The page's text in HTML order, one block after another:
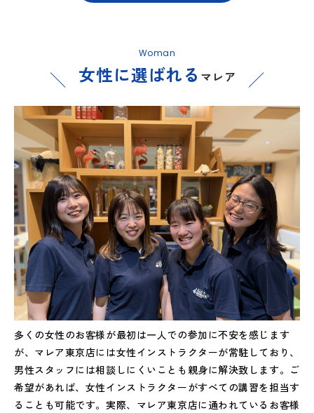
Woman
女性に選ばれる マレア
多くの女性のお客様が最初は一人での参加に不安を感じます
が、マレア東京店には女性インストラクターが常駐しており、
男性スタッフには相談しにくいことも親身に解決致します。ご
希望があれば、女性インストラクターがすべての講習を担当す
ることも可能です。実際、マレア東京店に通われているお客様